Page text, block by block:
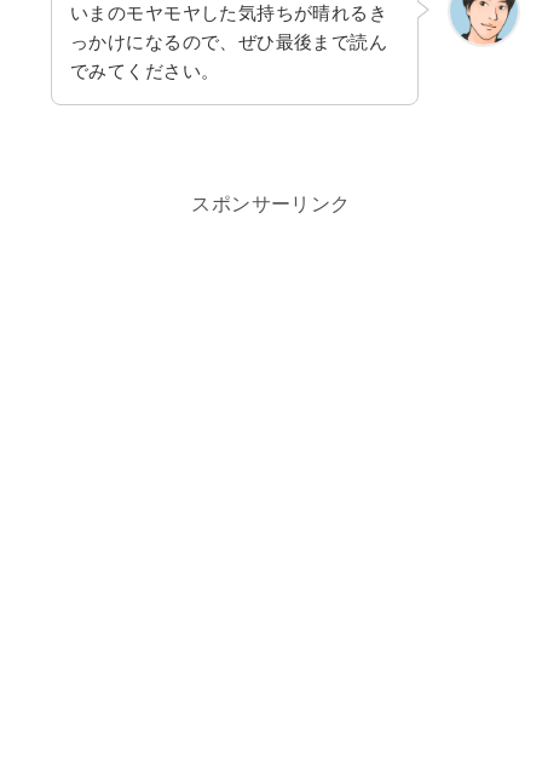
いまのモヤモヤした気持ちが晴れるき
っかけになるので、ぜひ最後まで読ん
でみてください。
スポンサーリンク